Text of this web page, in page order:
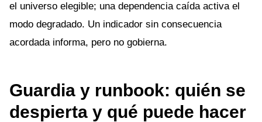
el universo elegible; una dependencia caída activa el
modo degradado. Un indicador sin consecuencia
acordada informa, pero no gobierna.
Guardia y runbook: quién se
despierta y qué puede hacer